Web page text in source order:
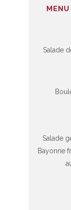
Salade
Salade
Bayonne